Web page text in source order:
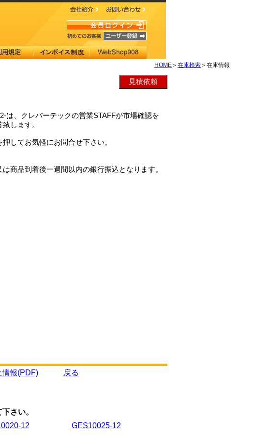
HOME ＞ 在庫検索 ＞在庫情報
は、クレバーテックの営業STAFFが市場確認を
します。
押してお気軽にお問合せ下さい。
商品到着後一週間以内の銀行振込となります。
情報(PDF) 戻る
さい。
12 GES10025-12